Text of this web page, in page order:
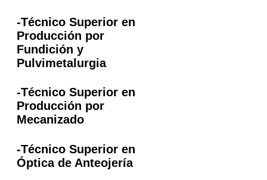
-Técnico Superior en
Producción por
Fundición y
Pulvimetalurgia
-Técnico Superior en
Producción por
Mecanizado
-Técnico Superior en
Óptica de Anteojería